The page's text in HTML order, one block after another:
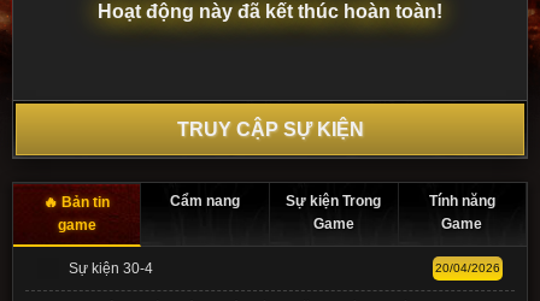
Hoạt động này đã kết thúc hoàn toàn!
TRUY CẬP SỰ KIỆN
Bản tin
game
Cẩm nang
Sự kiện Trong
Game
Tính năng
Game
Sự kiện 30-4 20/04/2026